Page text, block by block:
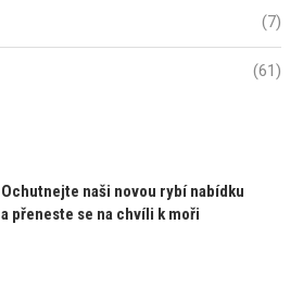
(7)
(61)
Ochutnejte naši novou rybí nabídku
a přeneste se na chvíli k moři